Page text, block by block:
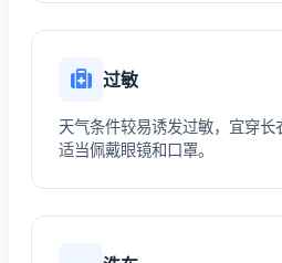
过敏
天气条件较易诱发过敏，宜穿长
适当佩戴眼镜和口罩。